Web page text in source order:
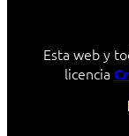
Esta web y
licencia